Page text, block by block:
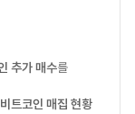
추가 매수를
트코인 매집 현황